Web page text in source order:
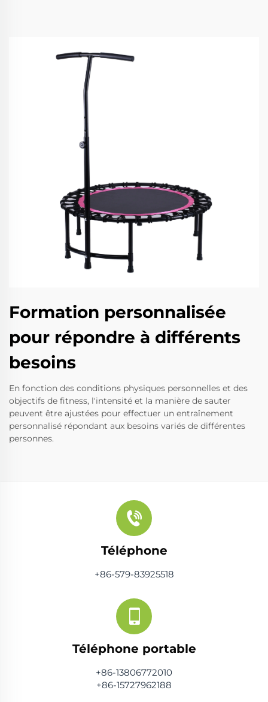
Formation personnalisée
pour répondre à différents
besoins
En fonction des conditions physiques personnelles et des
objectifs de fitness, l'intensité et la manière de sauter
peuvent être ajustées pour effectuer un entraînement
personnalisé répondant aux besoins variés de différentes
personnes.
Téléphone
+86-579-83925518
Téléphone portable
+86-13806772010
+86-15727962188